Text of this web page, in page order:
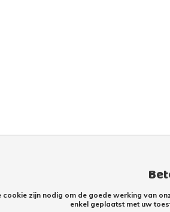
cookie zijn nodig om de goede werking van
enkel geplaatst met uw